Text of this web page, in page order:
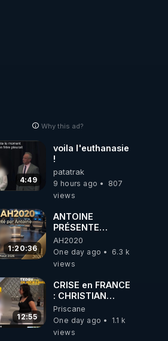
Why this ad?
4:49
voila l'euthanasie
!
patatrak
9 hours ago
807
views
1:20:36
ANTOINE
PRÉSENTE
AH2020 LE LIVE
20H ***DU
04/08/2026***
RÉVEIL EST EN
MARCHE 📷
AH2020
One day ago
6.3 k
views
12:55
CRISE en FRANCE
: CHRISTIAN
COTTEN FAIT une
étrange
découverte
Priscane
One day ago
1.1 k
views